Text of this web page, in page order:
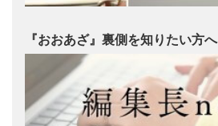
『おおあざ』裏側を知りたい方へ